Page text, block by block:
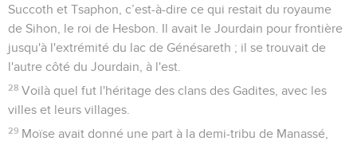
Succoth et Tsaphon, c’est-à-dire ce qui restait du royaume
de Sihon, le roi de Hesbon. Il avait le Jourdain pour frontière
jusqu'à l'extrémité du lac de Génésareth ; il se trouvait de
l'autre côté du Jourdain, à l'est.
28 Voilà quel fut l'héritage des clans des Gadites, avec les
villes et leurs villages.
29 Moïse avait donné une part à la demi-tribu de Manassé,